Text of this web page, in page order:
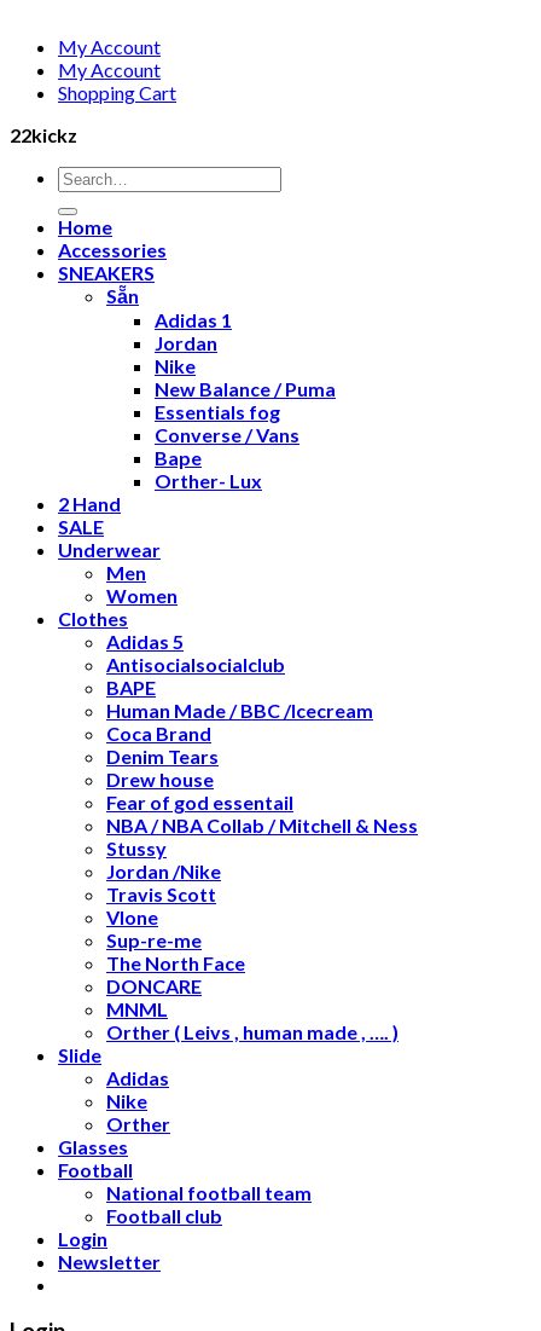
My Account
My Account
Shopping Cart
22kickz
Search
for:
Home
Accessories
SNEAKERS
Sẵn
Adidas 1
Jordan
Nike
New Balance / Puma
Essentials fog
Converse / Vans
Bape
Orther- Lux
2 Hand
SALE
Underwear
Men
Women
Clothes
Adidas 5
Antisocialsocialclub
BAPE
Human Made / BBC /Icecream
Coca Brand
Denim Tears
Drew house
Fear of god essentail
NBA / NBA Collab / Mitchell & Ness
Stussy
Jordan /Nike
Travis Scott
Vlone
Sup-re-me
The North Face
DONCARE
MNML
Orther ( Leivs , human made , …. )
Slide
Adidas
Nike
Orther
Glasses
Football
National football team
Football club
Login
Newsletter